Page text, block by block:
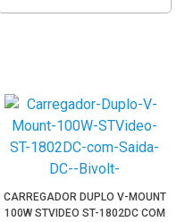
CARREGADOR DUPLO V-MOUNT
100W STVIDEO ST-1802DC COM